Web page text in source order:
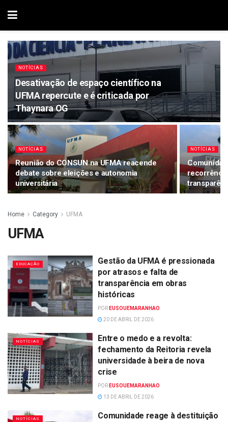
NOTÍCIAS
Desativação de espaço científico na
UFMA repercute e é criticada por
Thaynara OG
NOTÍCIAS
Reunião do CONSUN na UFMA reacende
debate sobre eleições e autonomia
universitária
NOTÍCIAS
Home Category UFMA
UFMA
EDUCAÇÃO
Gestão da UFMA é pressionada
por atrasos e falta de
transparência em obras
históricas
POR EUSOUEMARANHAO
20 DE ABRIL DE 2026
NOTÍCIAS
Entre o medo e a revolta:
fechamento da Reitoria revela
universidade à beira de nova
crise
POR EUSOUEMARANHAO
13 DE ABRIL DE 2026
NOTÍCIAS
Comunidade reage à destituição